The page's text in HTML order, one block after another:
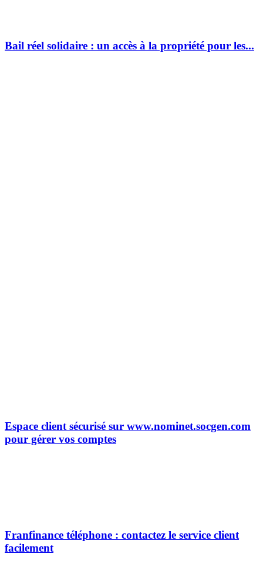
Bail réel solidaire : un accès à la propriété pour les...
Espace client sécurisé sur www.nominet.socgen.com
pour gérer vos comptes
Franfinance téléphone : contactez le service client
facilement